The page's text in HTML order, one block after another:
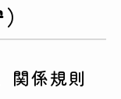
関係規則